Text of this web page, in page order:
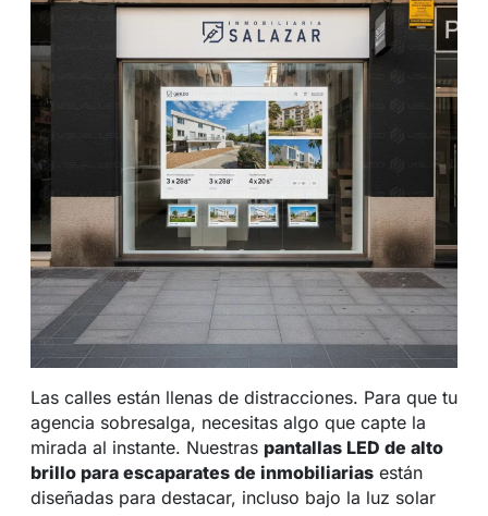
Las calles están llenas de distracciones. Para que tu
agencia sobresalga, necesitas algo que capte la
mirada al instante. Nuestras pantallas LED de alto
brillo para escaparates de inmobiliarias están
diseñadas para destacar, incluso bajo la luz solar